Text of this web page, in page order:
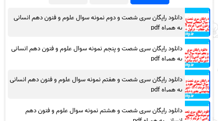
دانلود رایگان سری شصت و دوم نمونه سوال علوم و فنون دهم انسانی
به همراه pdf
دانلود رایگان سری شصت و پنجم نمونه سوال علوم و فنون دهم انسانی
به همراه pdf
دانلود رایگان سری شصت و هفتم نمونه سوال علوم و فنون دهم انسانی
به همراه pdf
دانلود رایگان سری شصت و هشتم نمونه سوال علوم و فنون دهم